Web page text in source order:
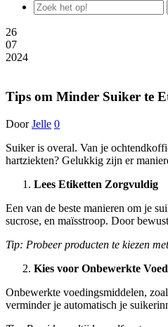
26
07
2024
Tips om Minder Suiker te
DoorJelle 0
Suiker is overal. Van je
hartziekten? Gelukkig zijn er
Lees Etiketten Zorgvuldig
Een van de beste manieren om je
sucrose, en maïsstroop. Door
Tip: Probeer producten te kiezen
Kies voor Onbewerkte
Onbewerkte voedingsmiddelen,
verminder je automatisch je